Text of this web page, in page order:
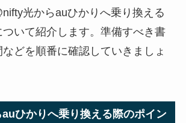
光からauひかりへ乗り換える
ついて紹介します。準備すべき書
どを順番に確認していきましょ
ひかりへ乗り換える際のポイン